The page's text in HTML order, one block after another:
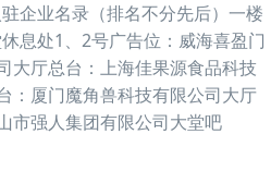
企业名录（排名不分先后）一楼
息处1、2号广告位：威海喜盈门
大厅总台：上海佳果源食品科技
：厦门魔角兽科技有限公司大厅
市强人集团有限公司大堂吧